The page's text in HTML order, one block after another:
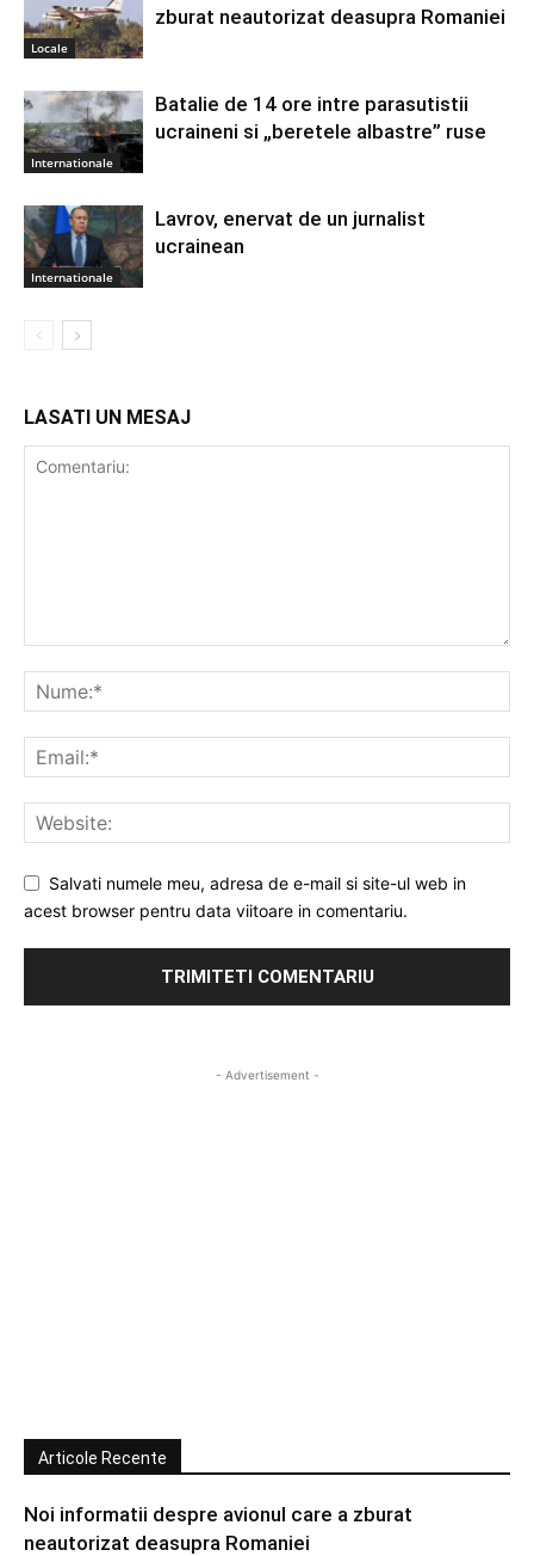
Locale
zburat neautorizat deasupra Romaniei
Internationale
Batalie de 14 ore intre parasutistii
ucraineni si „beretele albastre” ruse
Internationale
Lavrov, enervat de un jurnalist
ucrainean
LASATI UN MESAJ
Salvati numele meu, adresa de e-mail si site-ul web in
acest browser pentru data viitoare in comentariu.
- Advertisement -
Articole Recente
Noi informatii despre avionul care a zburat
neautorizat deasupra Romaniei